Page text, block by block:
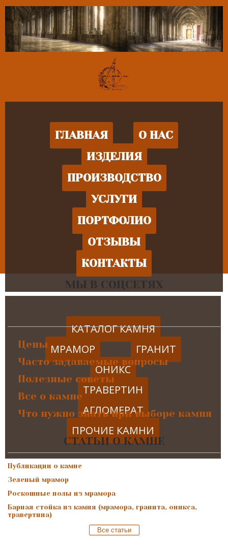
ГЛАВНАЯ
О НАС
ИЗДЕЛИЯ
ПРОИЗВОДСТВО
УСЛУГИ
ПОРТФОЛИО
ОТЗЫВЫ
КОНТАКТЫ
КАТАЛОГ КАМНЯ
МРАМОР
ГРАНИТ
ОНИКС
ТРАВЕРТИН
АГЛОМЕРАТ
ПРОЧИЕ КАМНИ
МЫ В СОЦСЕТЯХ
Цены
Часто задаваемые вопросы
Полезные советы
Все о камне
Что нужно знать при выборе камня
СТАТЬИ О КАМНЕ
Публикации о камне
Зеленый мрамор
Роскошные полы из мрамора
Барная стойка из камня (мрамора, гранита, оникса,
травертина)
Все статьи